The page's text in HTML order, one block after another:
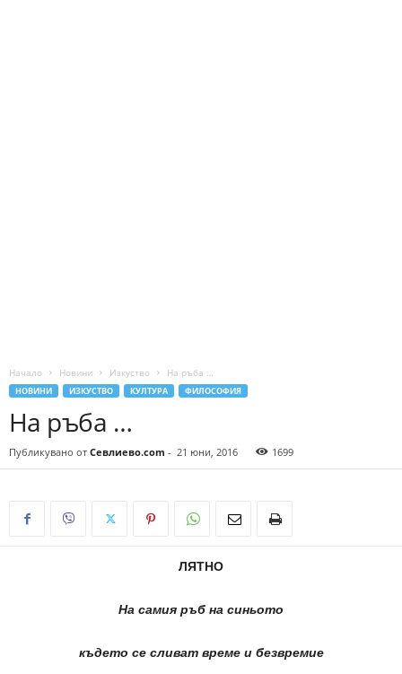
Начало Новини Изкуство На ръба …
НОВИНИ ИЗКУСТВО КУЛТУРА ФИЛОСОФИЯ
На ръба …
Публикувано от Севлиево.com - 21 юни, 2016 1699
ЛЯТНО
На самия ръб на синьото
където се сливат време и безвремие